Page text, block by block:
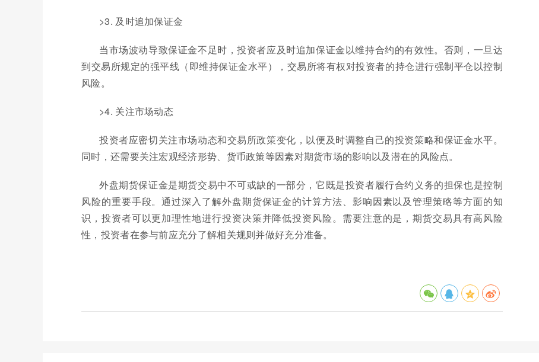
>3. 及时追加保证金
当市场波动导致保证金不足时，投资者应及时追加保证金以维持合约的有效性。否则，一旦达
到交易所规定的强平线（即维持保证金水平），交易所将有权对投资者的持仓进行强制平仓以控制
风险。
>4. 关注市场动态
投资者应密切关注市场动态和交易所政策变化，以便及时调整自己的投资策略和保证金水平。
同时，还需要关注宏观经济形势、货币政策等因素对期货市场的影响以及潜在的风险点。
外盘期货保证金是期货交易中不可或缺的一部分，它既是投资者履行合约义务的担保也是控制
风险的重要手段。通过深入了解外盘期货保证金的计算方法、影响因素以及管理策略等方面的知
识，投资者可以更加理性地进行投资决策并降低投资风险。需要注意的是，期货交易具有高风险
性，投资者在参与前应充分了解相关规则并做好充分准备。